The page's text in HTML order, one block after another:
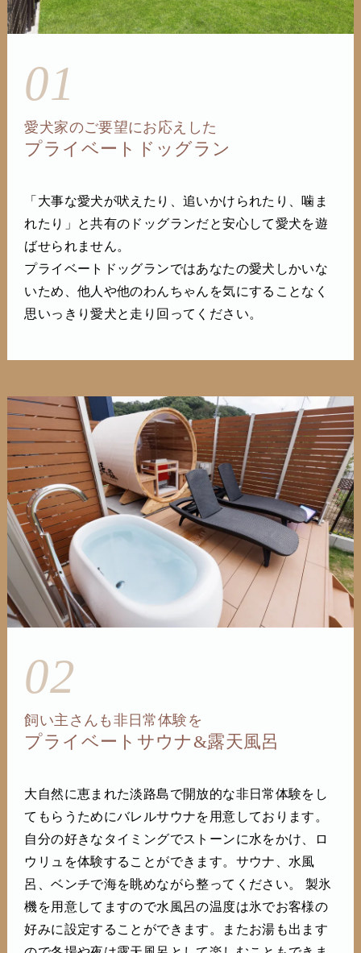
01
愛犬家のご要望にお応えした
プライベートドッグラン
「大事な愛犬が吠えたり、追いかけられたり、噛ま
れたり」と共有のドッグランだと安心して愛犬を遊
ばせられません。
プライベートドッグランではあなたの愛犬しかいな
いため、他人や他のわんちゃんを気にすることなく
思いっきり愛犬と走り回ってください。
02
飼い主さんも非日常体験を
プライベートサウナ&露天風呂
大自然に恵まれた淡路島で開放的な非日常体験をし
てもらうためにバレルサウナを用意しております。
自分の好きなタイミングでストーンに水をかけ、ロ
ウリュを体験することができます。サウナ、水風
呂、ベンチで海を眺めながら整ってください。 製氷
機を用意してますので水風呂の温度は氷でお客様の
好みに設定することができます。またお湯も出ます